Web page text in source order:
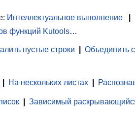
Интеллектуальное выполнение
функций Kutools…
пустые строки Объединить
На нескольких листах
Зависимый